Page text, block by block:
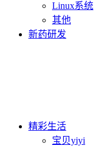
Linux系统
其他
新药研发
精彩生活
宝贝yiyi